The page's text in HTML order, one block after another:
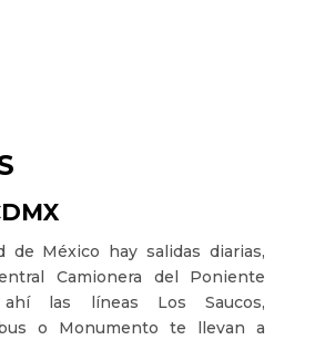
de México hay salidas diarias,
Camionera del Poniente
ahí las líneas Los Saucos,
o Monumento te llevan a